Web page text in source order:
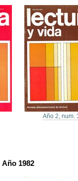
Año 2, num.
Año 1982